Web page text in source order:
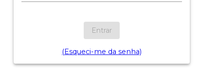
Entrar
(Esqueci-me da senha)